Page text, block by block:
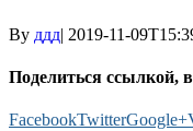
By ддд| 2019-11-
Поделиться ссылкой,
FacebookTwitterGoogle+